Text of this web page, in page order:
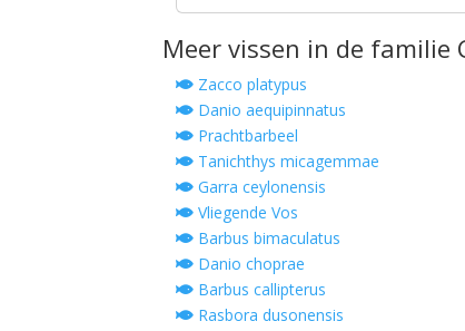
Meer vissen in de familie
Zacco platypus
Danio aequipinnatus
Prachtbarbeel
Tanichthys micagemmae
Garra ceylonensis
Vliegende Vos
Barbus bimaculatus
Danio choprae
Barbus callipterus
Rasbora dusonensis